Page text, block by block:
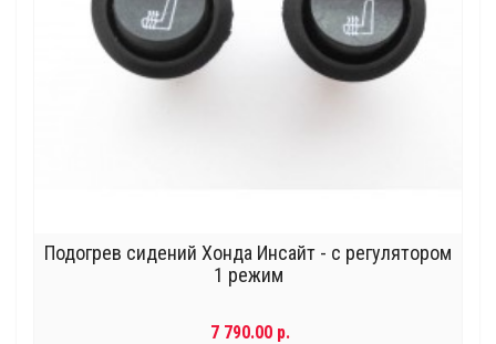
Подогрев сидений Хонда Инсайт - с регулятором
1 режим
7 790.00 р.